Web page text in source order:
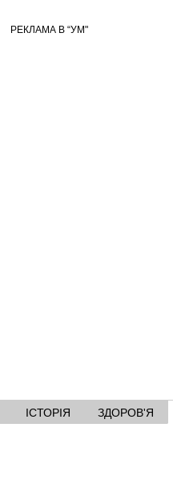
РЕКЛАМА В “УМ"
ІСТОРІЯ ЗДОРОВ'Я